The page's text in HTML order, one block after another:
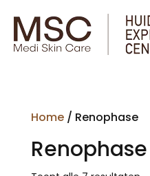
Home/ Renophase
Renophase